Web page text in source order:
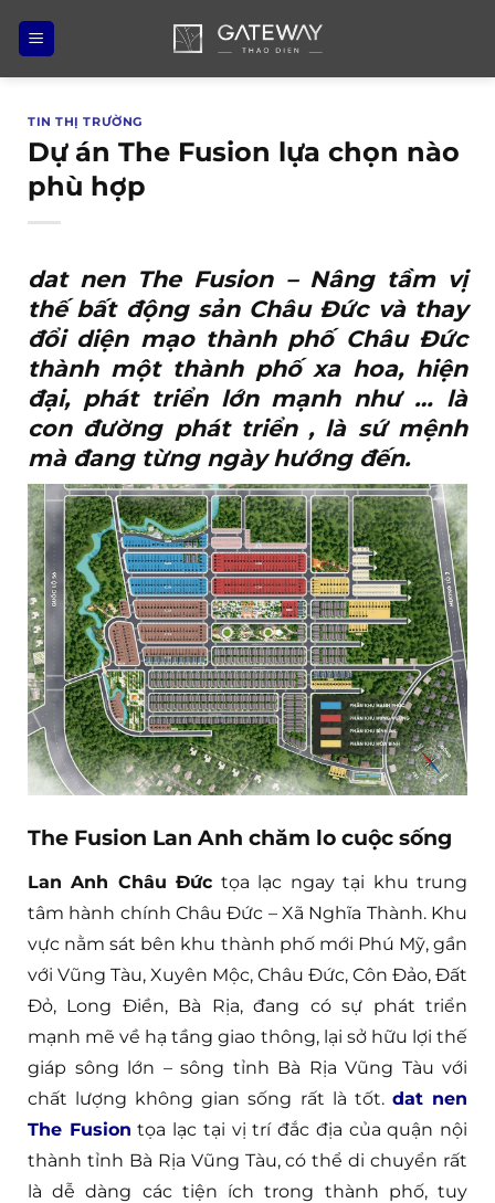
qua
nội
TIN THỊ TRƯỜNG
Dự án The Fusion lựa chọn nào
phù hợp
dat nen The Fusion– Nâng tầm vị
thế bất động sản Châu Đức và thay
đổi diện mạo thành phố Châu Đức
thành một thành phố xa hoa, hiện
đại, phát triển lớn mạnh như … là
con đường phát triển , là sứ mệnh
mà đang từng ngày hướng đến.
The Fusion Lan Anh chăm lo cuộc sống
Lan Anh Châu Đức tọa lạc ngay tại khu trung
tâm hành chính Châu Đức – Xã Nghĩa Thành. Khu
vực nằm sát bên khu thành phố mới Phú Mỹ, gần
với Vũng Tàu, Xuyên Mộc, Châu Đức, Côn Đảo, Đất
Đỏ, Long Điền, Bà Rịa, đang có sự phát triển
mạnh mẽ về hạ tầng giao thông, lại sở hữu lợi thế
giáp sông lớn – sông tỉnh Bà Rịa Vũng Tàu với
chất lượng không gian sống rất là tốt. dat nen
The Fusion tọa lạc tại vị trí đắc địa của quận nội
thành tỉnh Bà Rịa Vũng Tàu, có thể di chuyển rất
là dễ dàng các tiện ích trong thành phố, tuy